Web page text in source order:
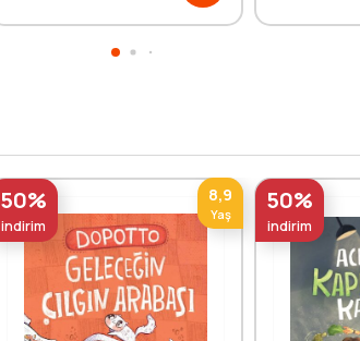
50%
indirim
8,9
Yaş 50%
indirim